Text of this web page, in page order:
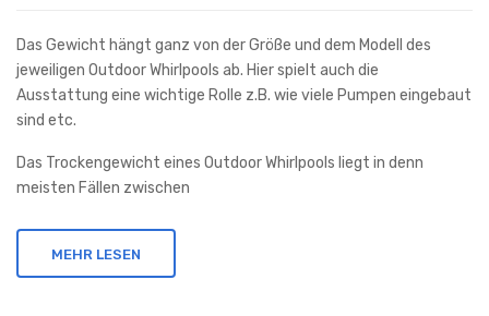
Das Gewicht hängt ganz von der Größe und dem Modell des
jeweiligen Outdoor Whirlpools ab. Hier spielt auch die
Ausstattung eine wichtige Rolle z.B. wie viele Pumpen eingebaut
sind etc.
Das Trockengewicht eines Outdoor Whirlpools liegt in denn
meisten Fällen zwischen
MEHR LESEN